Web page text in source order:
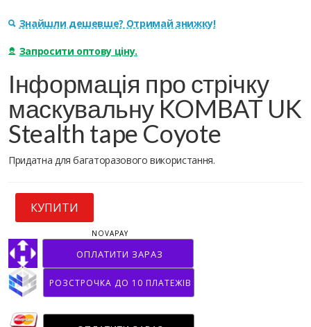
Знайшли дешевше? Отримай знижку!
Запросити оптову ціну.
Інформація про стрічку
маскувальну KOMBAT UK
Stealth tape Coyote
Придатна для багаторазового використання.
КУПИТИ
ОПЛАТИТИ ЗАРАЗ
NOVAPAY
РОЗСТРОЧКА ДО 10 ПЛАТЕЖІВ